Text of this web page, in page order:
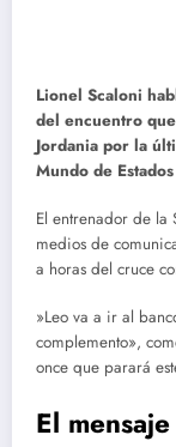
Lionel Scaloni
del encuentro
Jordania por la
Mundo de
El entrenador de la
medios de
a horas del cruce
»Leo va a ir al
complemento»,
once que parará
El